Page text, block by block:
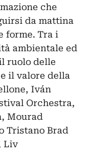
che
da mattina
forme. Tra i
ambientale ed
ruolo delle
il valore della
Iván
Orchestra,
Mourad
Tristano Brad
Liv